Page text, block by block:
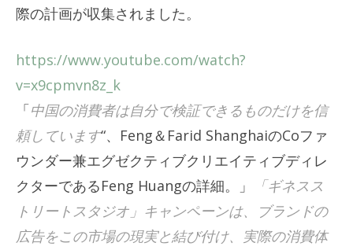
際の計画が収集されました。
https://www.youtube.com/watch?
v=x9cpmvn8z_k
「中国の消費者は自分で検証できるものだけを信
頼しています“、Feng＆Farid ShanghaiのCoファ
ウンダー兼エグゼクティブクリエイティブディレ
クターであるFeng Huangの詳細。」
「ギネスス
トリートスタジオ」キャンペーンは、ブランドの
広告をこの市場の現実と結び付け、実際の消費体